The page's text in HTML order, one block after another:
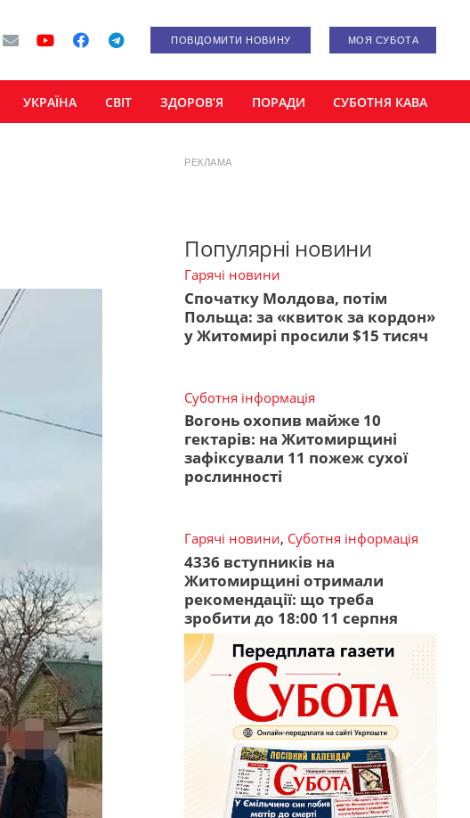
ПОВІДОМИТИ НОВИНУ МОЯ СУБОТА
УКРАЇНА СВІТ ЗДОРОВ’Я ПОРАДИ СУБОТНЯ КАВА
РЕКЛАМА
Популярні новини
Гарячі новини
Спочатку Молдова, потім
Польща: за «квиток за кордон»
у Житомирі просили $15 тисяч
Суботня інформація
Вогонь охопив майже 10
гектарів: на Житомирщині
зафіксували 11 пожеж сухої
рослинності
Гарячі новини, Суботня інформація
4336 вступників на
Житомирщині отримали
рекомендації: що треба
зробити до 18:00 11 серпня